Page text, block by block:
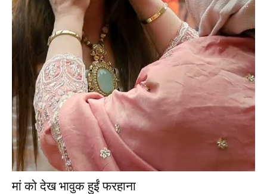
मां को देख भावुक हुईं फरहाना